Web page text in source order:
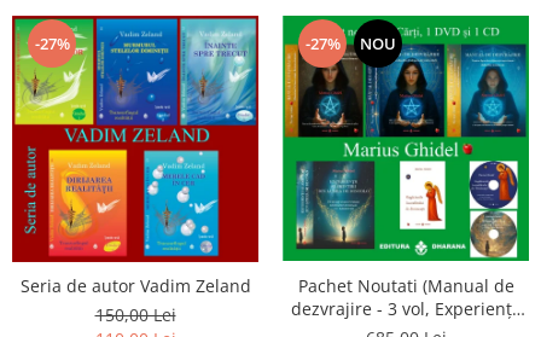
-27%
Seria de autor Vadim Zeland
150,00 Lei
-27% NOU
Pachet Noutati (Manual de
dezvrajire - 3 vol, Experiențe
și amintiri, Rugăciunile